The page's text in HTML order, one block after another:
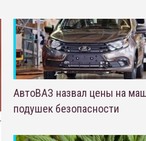
АвтоВАЗ назвал цены на
подушек безопасности